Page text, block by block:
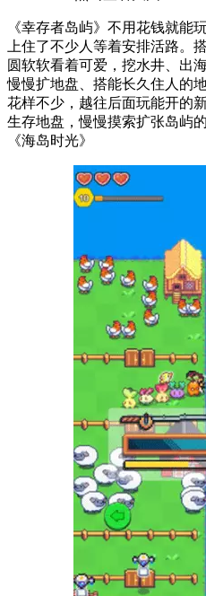
《幸存者岛屿》不用花钱就能
上住了不少人等着安排活路。
圆软软看着可爱，挖水井、出
慢慢扩地盘、搭能长久住人的
花样不少，越往后面玩能开的
生存地盘，慢慢摸索扩张岛屿的
《海岛时光》